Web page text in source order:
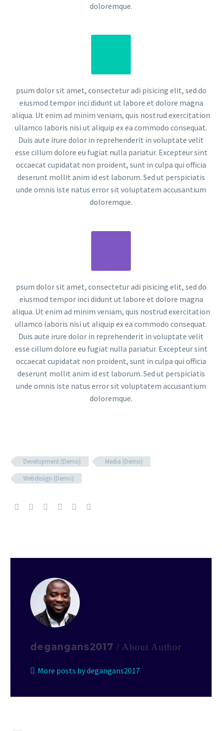
doloremque.
psum dolor sit amet, consectetur adi pisicing elit, sed do
eiusmod tempor inci didunt ut labore et dolore magna
aliqua. Ut enim ad minim veniam, quis nostrud exercitation
ullamco laboris nisi ut aliquip ex ea commodo consequat.
Duis aute irure dolor in reprehenderit in voluptate velit
esse cillum dolore eu fugiat nulla pariatur. Excepteur sint
occaecat cupidatat non proident, sunt in culpa qui officia
deserunt mollit anim id est laborum. Sed ut perspiciatis
unde omnis iste natus error sit voluptatem accusantium
doloremque.
psum dolor sit amet, consectetur adi pisicing elit, sed do
eiusmod tempor inci didunt ut labore et dolore magna
aliqua. Ut enim ad minim veniam, quis nostrud exercitation
ullamco laboris nisi ut aliquip ex ea commodo consequat.
Duis aute irure dolor in reprehenderit in voluptate velit
esse cillum dolore eu fugiat nulla pariatur. Excepteur sint
occaecat cupidatat non proident, sunt in culpa qui officia
deserunt mollit anim id est laborum. Sed ut perspiciatis
unde omnis iste natus error sit voluptatem accusantium
doloremque.
Development (Demo)
Media (Demo)
Webdesign (Demo)
degangans2017/ About Author
More posts by degangans2017